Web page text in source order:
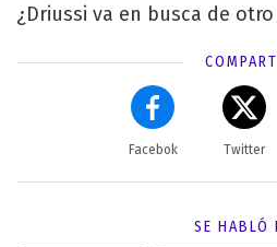
¿Driussi va en busca de
Facebok Twitter
SE HABLÓ